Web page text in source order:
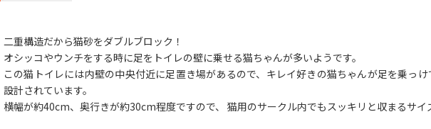
二重構造だから猫砂をダブルブロック！
オシッコやウンチをする時に足をトイレの壁に乗せる猫ちゃんが多いようです。
この猫トイレには内壁の中央付近に足置き場があるので、キレイ好きの猫ちゃんが足を乗っ
設計されています。
横幅が約40cm、奥行きが約30cm程度ですので、 猫用のサークル内でもスッキリと収まるサイ